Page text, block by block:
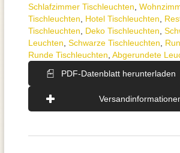
Schlafzimmer Tischleuchten
Tischleuchten
Hotel Tischleuchten
Tischleuchten
Deko Tischleuchten
Leuchten Schwarze Tischleuchten
Runde Tischleuchten Abgerundete
PDF-Datenblatt herunterladen